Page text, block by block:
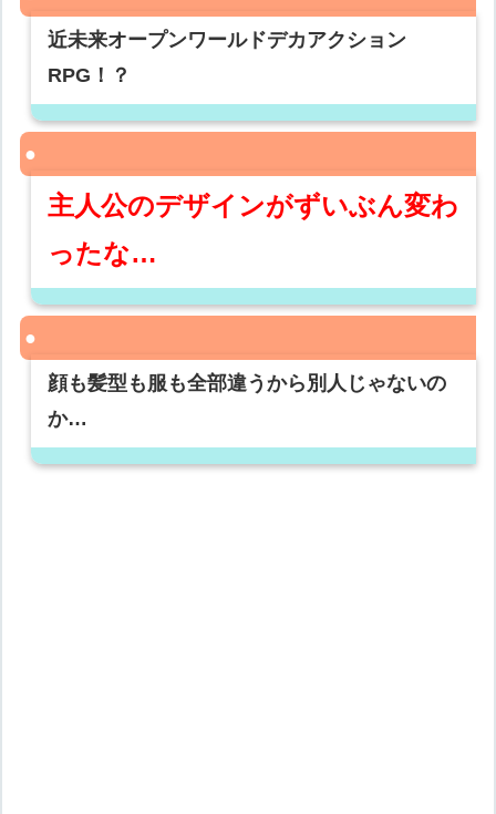
近未来オープンワールドデカアクション
RPG！？
主人公のデザインがずいぶん変わ
ったな…
顔も髪型も服も全部違うから別人じゃないの
か…